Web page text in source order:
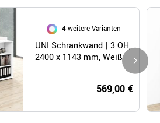
4 weitere Varianten
UNI Schrankwand | 3 OH,
2400 x 1143 mm, Weiß
569,00 €